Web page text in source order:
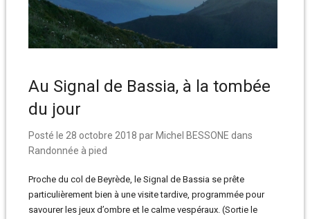
Au Signal de Bassia, à la tombée
du jour
Posté le 28 octobre 2018 par Michel BESSONE dans
Randonnée à pied
Proche du col de Beyrède, le Signal de Bassia se prête
particulièrement bien à une visite tardive, programmée pour
savourer les jeux d’ombre et le calme vespéraux. (Sortie le